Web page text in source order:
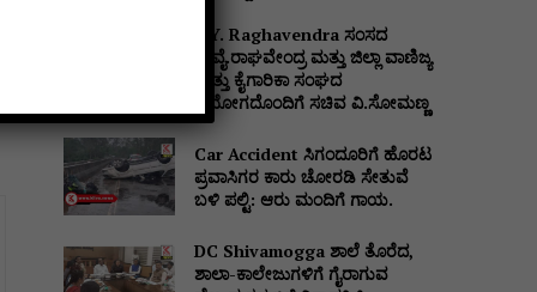
B.Y. Raghavendra ಸಂಸದ
ಬಿ.ವೈ.ರಾಘವೇಂದ್ರ ಮತ್ತು ಜಿಲ್ಲಾ ವಾಣಿಜ್ಯ
ಮತ್ತು ಕೈಗಾರಿಕಾ ಸಂಘದ
ನಿಯೋಗದೊಂದಿಗೆ ಸಚಿವ ವಿ‌.ಸೋಮಣ್ಣ
Car Accident ಸಿಗಂದೂರಿಗೆ ಹೊರಟ
ಪ್ರವಾಸಿಗರ ಕಾರು ಚೋರಡಿ ಸೇತುವೆ
ಬಳಿ ಪಲ್ಟಿ: ಆರು ಮಂದಿಗೆ ಗಾಯ.
DC Shivamogga ಶಾಲೆ ತೊರೆದ,
ಶಾಲಾ-ಕಾಲೇಜುಗಳಿಗೆ ಗೈರಾಗುವ